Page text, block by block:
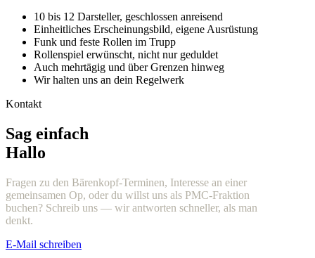
10 bis 12 Darsteller, geschlossen anreisend
Einheitliches Erscheinungsbild, eigene Ausrüstung
Funk und feste Rollen im Trupp
Rollenspiel erwünscht, nicht nur geduldet
Auch mehrtägig und über Grenzen hinweg
Wir halten uns an dein Regelwerk
Kontakt
Sag einfach
Hallo
Fragen zu den Bärenkopf-Terminen, Interesse an einer
gemeinsamen Op, oder du willst uns als PMC-Fraktion
buchen? Schreib uns — wir antworten schneller, als man
denkt.
E-Mail schreiben